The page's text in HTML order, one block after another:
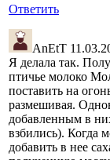
Ответить
AnEtT
Я делала так.
птичье молоко
поставить на
размешивая.
добавленным в
взбились). Когда
добавить в нее